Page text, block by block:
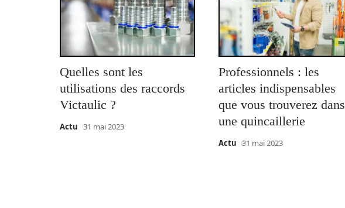
Quelles sont les
utilisations des raccords
Victaulic ?
Actu 31 mai 2023
Professionnels : les
articles indispensables
que vous trouverez dans
une quincaillerie
Actu 31 mai 2023